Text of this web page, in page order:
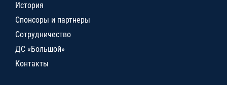
История
Спонсоры и партнеры
Сотрудничество
ДС «Большой»
Контакты